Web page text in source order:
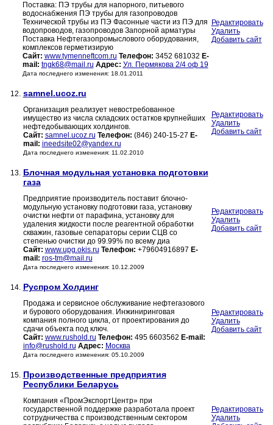
Поставка: ПЭ трубы для напорного, питьевого
водоснабжения ПЭ трубы для газопроводов
Технической трубы из ПЭ Фасонные части из ПЭ для
водопроводов, газопроводов Запорной арматуры
Поставка Нефтегазопромыслового оборудования,
комплексов герметизирую
Сайт: www.tymenneftcom.ru Телефон: 3452 681032 E-
mail: tngk68@mail.ru Адрес: Ул. Пермякова 2/4 оф 19
Дата последнего изменения: 18.01.2011
Редактировать
Удалить
Добавить сайт
12. samnel.ucoz.ru
Организация реализует невостребованное
имущество из числа складских остатков крупнейших
нефтедобывающих холдингов.
Сайт: samnel.ucoz.ru Телефон: (846) 240-15-27 E-
mail: ineedsite02@yandex.ru
Дата последнего изменения: 11.02.2010
Редактировать
Удалить
Добавить сайт
13. Блочная модульная установка подготовки
газа
Предприятие производитель поставит блочно-
модульную установку подготовки газа, установку
очистки нефти от парафина, установку для
удаления жидкости после реагентной обработки
скважин, газовые сепараторы серии СЦВ со
степенью очистки до 99.99% по всему диа
Сайт: www.upg.okis.ru Телефон: +79604916897 E-
mail: ros-tm@mail.ru
Дата последнего изменения: 10.12.2009
Редактировать
Удалить
Добавить сайт
14. Руспром Холдинг
Продажа и сервисное обслуживание нефтегазового
и бурового оборудования. Инжиниринговая
компания полного цикла, от проектирования до
сдачи объекта под ключ.
Сайт: www.rushold.ru Телефон: 495 6603562 E-mail:
info@rushold.ru Адрес: Москва
Дата последнего изменения: 05.10.2009
Редактировать
Удалить
Добавить сайт
15. Производственные предприятия
Республики Беларусь
Компания «ПромЭкспортЦентр» при
государственной поддержке разработала проект
сотрудничества с производственным сектором
Редактировать
Удалить